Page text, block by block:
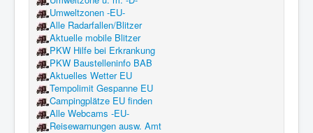
Umweltzonen -EU-
Alle Radarfallen/Blitzer
Aktuelle mobile Blitzer
PKW Hilfe bei Erkrankung
PKW Baustelleninfo BAB
Aktuelles Wetter EU
Tempolimit Gespanne EU
Campingplätze EU finden
Alle Webcams -EU-
Reisewarnungen ausw. Amt